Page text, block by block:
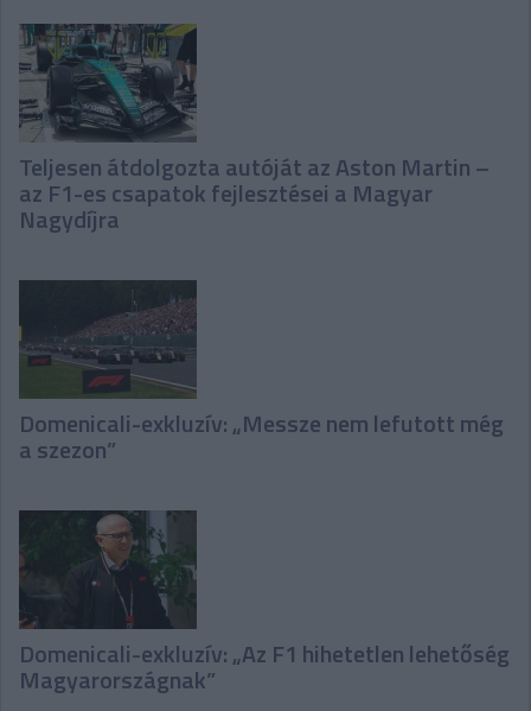
Teljesen átdolgozta autóját az Aston Martin –
az F1-es csapatok fejlesztései a Magyar
Nagydíjra
Domenicali-exkluzív: „Messze nem lefutott még
a szezon”
Domenicali-exkluzív: „Az F1 hihetetlen lehetőség
Magyarországnak”